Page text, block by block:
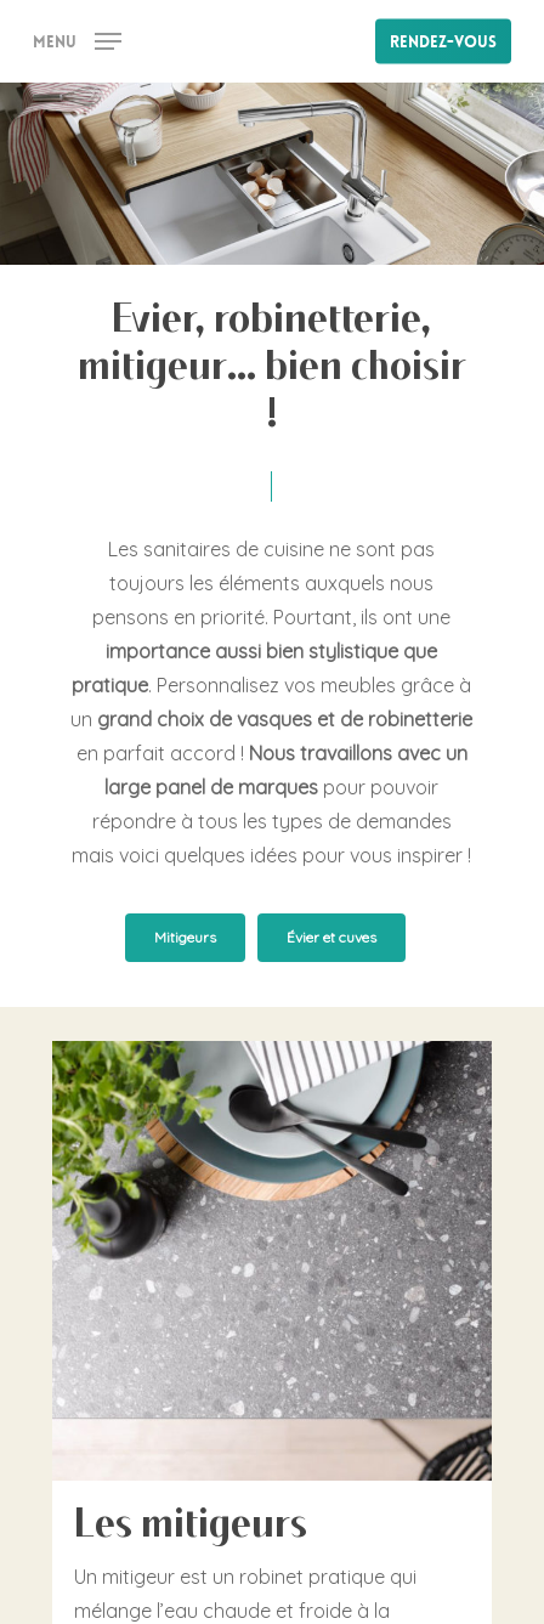
main
content
Rendez-vous
Menu
Evier, robinetterie,
mitigeur... bien choisir
!
Les sanitaires de cuisine ne sont pas
toujours les éléments auxquels nous
pensons en priorité. Pourtant, ils ont une
importance aussi bien stylistique que
pratique. Personnalisez vos meubles grâce à
un grand choix de vasques et de robinetterie
en parfait accord ! Nous travaillons avec un
large panel de marques pour pouvoir
répondre à tous les types de demandes
mais voici quelques idées pour vous inspirer !
Mitigeurs Évier et cuves
Les mitigeurs
Un mitigeur est un robinet pratique qui
mélange l’eau chaude et froide à la